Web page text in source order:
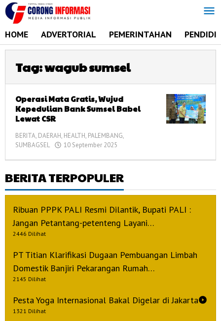
Lewati
ke
konten
HOME ADVERTORIAL PEMERINTAHAN
Tag:wagub sumsel
Operasi Mata Gratis, Wujud
Kepedulian Bank Sumsel Babel
Lewat CSR
BERITA, DAERAH, HEALTH, PALEMBANG,
SUMBAGSEL
10 September 2025
BERITA TERPOPULER
Ribuan PPPK PALI Resmi Dilantik, Bupati PALI :
Jangan Petantang-petenteng Layani…
2446 Dilihat
PT Titian Klarifikasi Dugaan Pembuangan Limbah
Domestik Banjiri Pekarangan Rumah…
2145 Dilihat
Pesta Yoga Internasional Bakal Digelar di Jakarta
1321 Dilihat